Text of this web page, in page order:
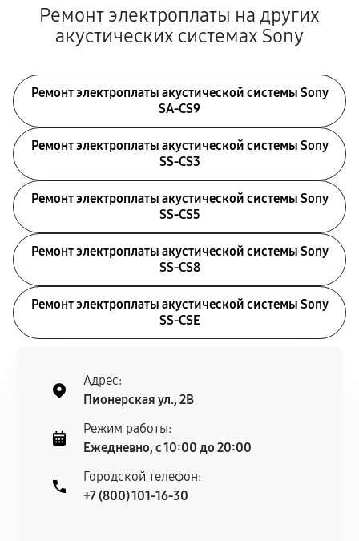
Ремонт электроплаты на других
акустических системах Sony
Ремонт электроплаты акустической системы Sony
SA-CS9
Ремонт электроплаты акустической системы Sony
SS-CS3
Ремонт электроплаты акустической системы Sony
SS-CS5
Ремонт электроплаты акустической системы Sony
SS-CS8
Ремонт электроплаты акустической системы Sony
SS-CSE
Адрес:
Пионерская ул., 2В
Режим работы:
Ежедневно, с 10:00 до 20:00
Городской телефон:
+7 (800) 101-16-30